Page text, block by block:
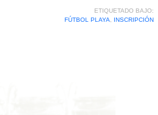
ETIQUETADO BAJO:
FÚTBOL PLAYA, INSCRIPCIÓN